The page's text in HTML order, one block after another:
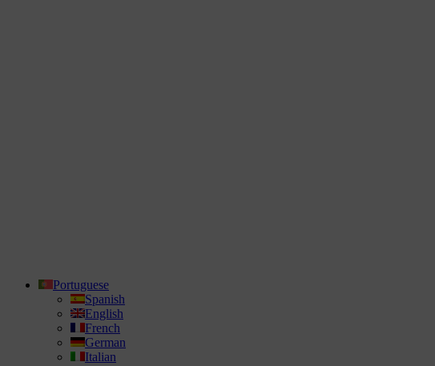
Portuguese
Spanish
English
French
German
Italian